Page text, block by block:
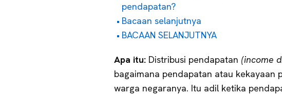
pendapatan?
Bacaan selanjutnya
BACAAN SELANJUTNYA
Apa itu: Distribusi pendapatan (income
bagaimana pendapatan atau kekayaan
warga negaranya. Itu adil ketika